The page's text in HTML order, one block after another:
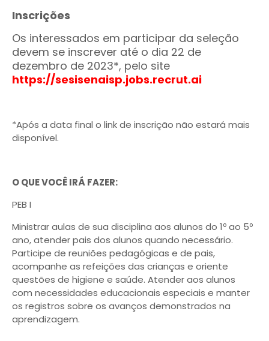
Inscrições
Os interessados em participar da seleção
devem se inscrever até o dia 22 de
dezembro de 2023*, pelo site
https://sesisenaisp.jobs.recrut.ai
*Após a data final o link de inscrição não estará mais
disponível.
O QUE VOCÊ IRÁ FAZER:
PEB I
Ministrar aulas de sua disciplina aos alunos do 1º ao 5º
ano, atender pais dos alunos quando necessário.
Participe de reuniões pedagógicas e de pais,
acompanhe as refeições das crianças e oriente
questões de higiene e saúde. Atender aos alunos
com necessidades educacionais especiais e manter
os registros sobre os avanços demonstrados na
aprendizagem.